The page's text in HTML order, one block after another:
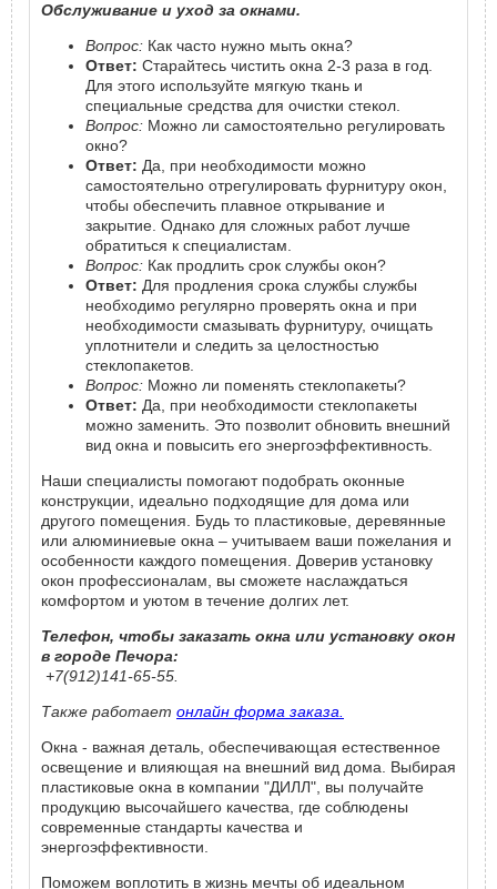
Обслуживание и уход за окнами.
Вопрос: Как часто нужно мыть окна?
Ответ: Старайтесь чистить окна 2-3 раза в год.
Для этого используйте мягкую ткань и
специальные средства для очистки стекол.
Вопрос: Можно ли самостоятельно регулировать
окно?
Ответ: Да, при необходимости можно
самостоятельно отрегулировать фурнитуру окон,
чтобы обеспечить плавное открывание и
закрытие. Однако для сложных работ лучше
обратиться к специалистам.
Вопрос: Как продлить срок службы окон?
Ответ: Для продления срока службы службы
необходимо регулярно проверять окна и при
необходимости смазывать фурнитуру, очищать
уплотнители и следить за целостностью
стеклопакетов.
Вопрос: Можно ли поменять стеклопакеты?
Ответ: Да, при необходимости стеклопакеты
можно заменить. Это позволит обновить внешний
вид окна и повысить его энергоэффективность.
Наши специалисты помогают подобрать оконные
конструкции, идеально подходящие для дома или
другого помещения. Будь то пластиковые, деревянные
или алюминиевые окна – учитываем ваши пожелания и
особенности каждого помещения. Доверив установку
окон профессионалам, вы сможете наслаждаться
комфортом и уютом в течение долгих лет.
Телефон, чтобы заказать окна или установку окон
в городе Печора:
+7(912)141-65-55.
Также работает онлайн форма заказа.
Окна - важная деталь, обеспечивающая естественное
освещение и влияющая на внешний вид дома. Выбирая
пластиковые окна в компании "ДИЛЛ", вы получайте
продукцию высочайшего качества, где соблюдены
современные стандарты качества и
энергоэффективности.
Поможем воплотить в жизнь мечты об идеальном